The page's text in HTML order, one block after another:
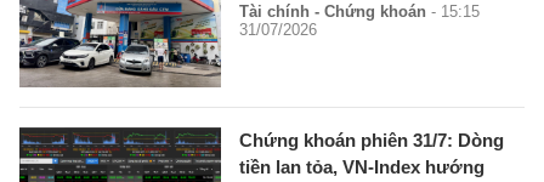
Tài chính - Chứng khoán - 15:15
31/07/2026
Chứng khoán phiên 31/7: Dòng
tiền lan tỏa, VN-Index hướng